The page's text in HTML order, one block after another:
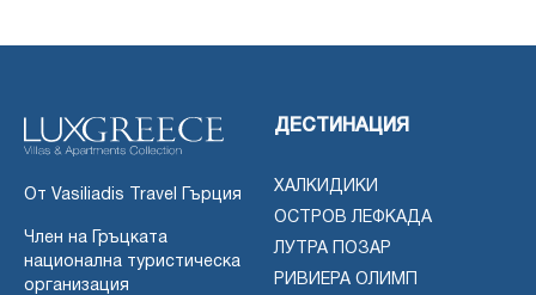
От Vasiliadis Travel Гърция
Член на Гръцката
национална туристическа
организация
ДЕСТИНАЦИЯ
ХАЛКИДИКИ
ОСТРОВ ЛЕФКАДА
ЛУТРА ПОЗАР
РИВИЕРА ОЛИМП